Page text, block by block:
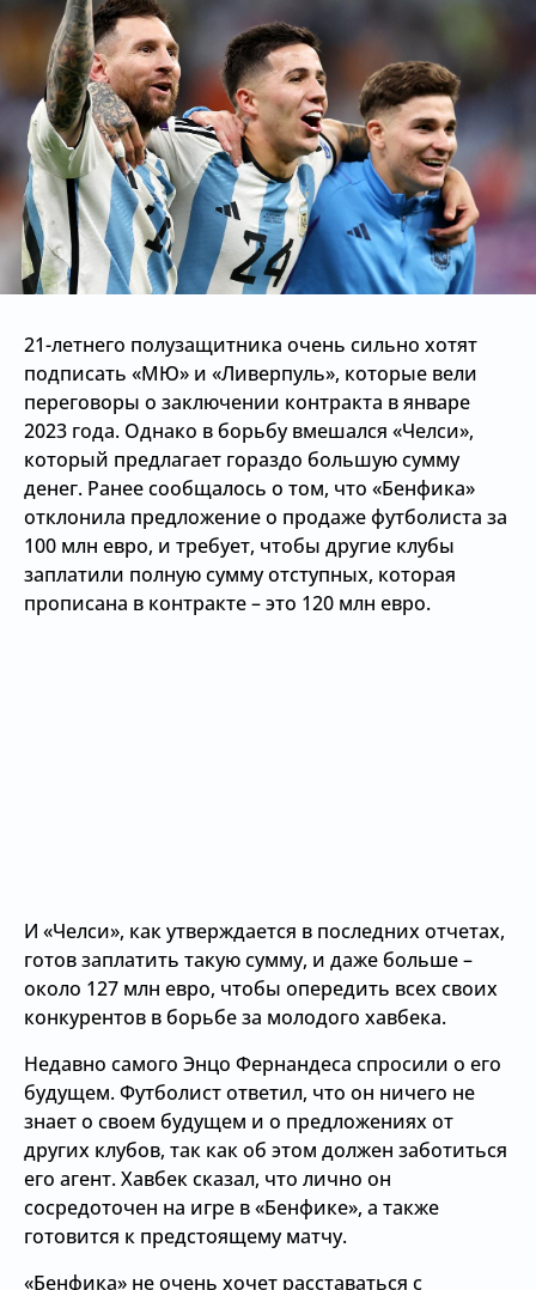
21-летнего полузащитника очень сильно хотят
подписать «МЮ» и «Ливерпуль», которые вели
переговоры о заключении контракта в январе
2023 года. Однако в борьбу вмешался «Челси»,
который предлагает гораздо большую сумму
денег. Ранее сообщалось о том, что «Бенфика»
отклонила предложение о продаже футболиста за
100 млн евро, и требует, чтобы другие клубы
заплатили полную сумму отступных, которая
прописана в контракте – это 120 млн евро.
И «Челси», как утверждается в последних отчетах,
готов заплатить такую сумму, и даже больше –
около 127 млн евро, чтобы опередить всех своих
конкурентов в борьбе за молодого хавбека.
Недавно самого Энцо Фернандеса спросили о его
будущем. Футболист ответил, что он ничего не
знает о своем будущем и о предложениях от
других клубов, так как об этом должен заботиться
его агент. Хавбек сказал, что лично он
сосредоточен на игре в «Бенфике», а также
готовится к предстоящему матчу.
«Бенфика» не очень хочет расставаться с